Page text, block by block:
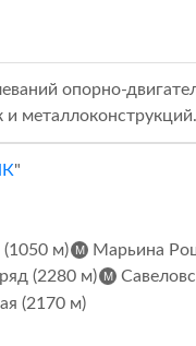
опорно-
"
(1050 м) Марьина
(2280 м)
(2170 м)